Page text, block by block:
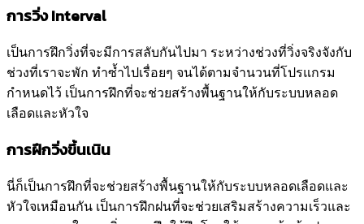
การวิ่ง Interval
เป็นการฝึกวิ่งที่จะมีการสลับกันไปมา ระหว่างช่วงที่วิ่งจริงจังกับ
ช่วงที่เราจะพัก ทำซ้ำไปเรื่อยๆ จนได้ตามจำนวนที่โปรแกรม
กำหนดไว้ เป็นการฝึกที่จะช่วยสร้างพื้นฐานให้กับระบบหลอด
เลือดและหัวใจ
การฝึกวิ่งขึ้นเนิน
นี่ก็เป็นการฝึกที่จะช่วยสร้างพื้นฐานให้กับระบบหลอดเลือดและ
หัวใจเหมือนกัน เป็นการฝึกฝนที่จะช่วยเสริมสร้างความเร็วและ